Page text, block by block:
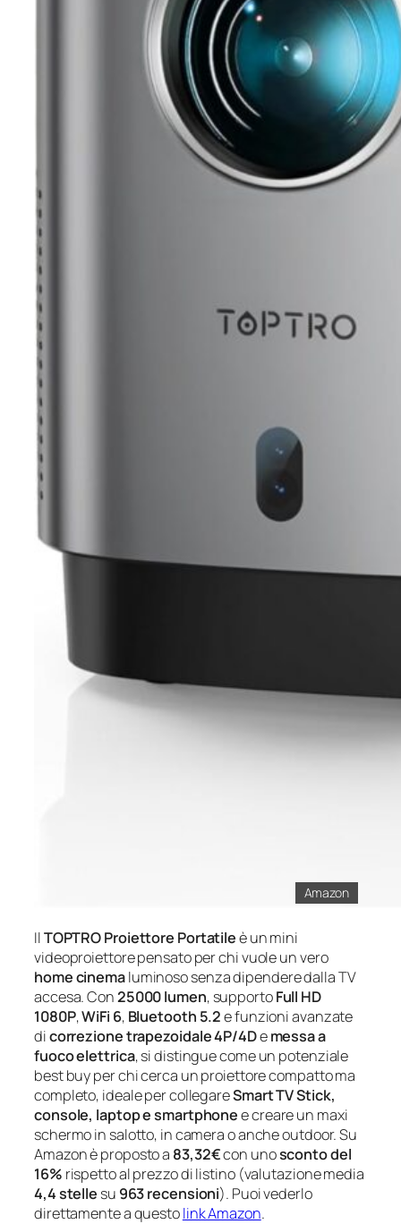
Amazon
IlTOPTRO Proiettore Portatileè un mini
videoproiettore pensato per chi vuole un vero
home cinemaluminoso senza dipendere dalla TV
accesa. Con25000 lumen, supportoFull HD
1080P,WiFi 6, Bluetooth 5.2e funzioni avanzate
dicorrezione trapezoidale 4P/4Demessa a
fuoco elettrica, si distingue come un potenziale
best buy per chi cerca un proiettore compatto ma
completo, ideale per collegareSmart TV Stick,
console, laptop e smartphonee creare un maxi
schermo in salotto, in camera o anche outdoor. Su
Amazon è proposto a 83,32€con unosconto del
16% rispetto al prezzo di listino (valutazione media
4,4 stelle su 963 recensioni). Puoi vederlo
direttamente a questolink Amazon.